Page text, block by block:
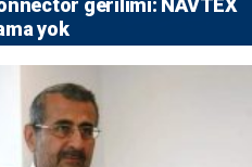
gerilimi: NAVTEX
yok